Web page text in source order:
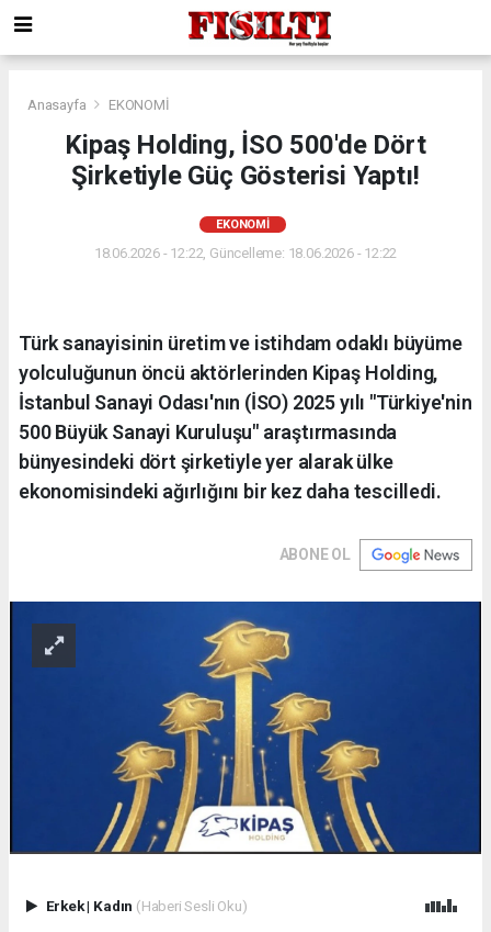
Anasayfa EKONOMİ
Kipaş Holding, İSO 500'de Dört
Şirketiyle Güç Gösterisi Yaptı!
EKONOMİ
18.06.2026 - 12:22, Güncelleme: 18.06.2026 - 12:22
Türk sanayisinin üretim ve istihdam odaklı büyüme
yolculuğunun öncü aktörlerinden Kipaş Holding,
İstanbul Sanayi Odası'nın (İSO) 2025 yılı "Türkiye'nin
500 Büyük Sanayi Kuruluşu" araştırmasında
bünyesindeki dört şirketiyle yer alarak ülke
ekonomisindeki ağırlığını bir kez daha tescilledi.
ABONE OL
Erkek| Kadın (Haberi Sesli Oku)